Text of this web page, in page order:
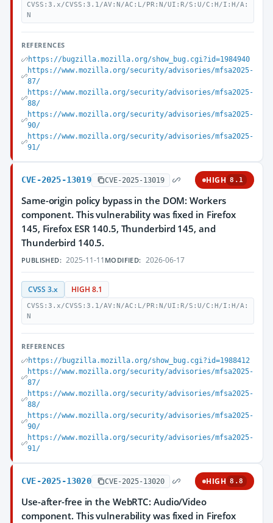
CVSS:3.x/CVSS:3.1/AV:N/AC:L/PR:N/UI:R/S:U/C:H/I:H/A:
N
REFERENCES
https://bugzilla.mozilla.org/show_bug.cgi?id=1984940
https://www.mozilla.org/security/advisories/mfsa2025-
87/
https://www.mozilla.org/security/advisories/mfsa2025-
88/
https://www.mozilla.org/security/advisories/mfsa2025-
90/
https://www.mozilla.org/security/advisories/mfsa2025-
91/
CVE-2025-13019 CVE-2025-13019 HIGH 8.1
Same-origin policy bypass in the DOM: Workers
component. This vulnerability was fixed in Firefox
145, Firefox ESR 140.5, Thunderbird 145, and
Thunderbird 140.5.
PUBLISHED: 2025-11-11 MODIFIED: 2026-06-17
CVSS 3.x HIGH 8.1
CVSS:3.x/CVSS:3.1/AV:N/AC:L/PR:N/UI:R/S:U/C:H/I:H/A:
N
REFERENCES
https://bugzilla.mozilla.org/show_bug.cgi?id=1988412
https://www.mozilla.org/security/advisories/mfsa2025-
87/
https://www.mozilla.org/security/advisories/mfsa2025-
88/
https://www.mozilla.org/security/advisories/mfsa2025-
90/
https://www.mozilla.org/security/advisories/mfsa2025-
91/
CVE-2025-13020 CVE-2025-13020 HIGH 8.8
Use-after-free in the WebRTC: Audio/Video
component. This vulnerability was fixed in Firefox